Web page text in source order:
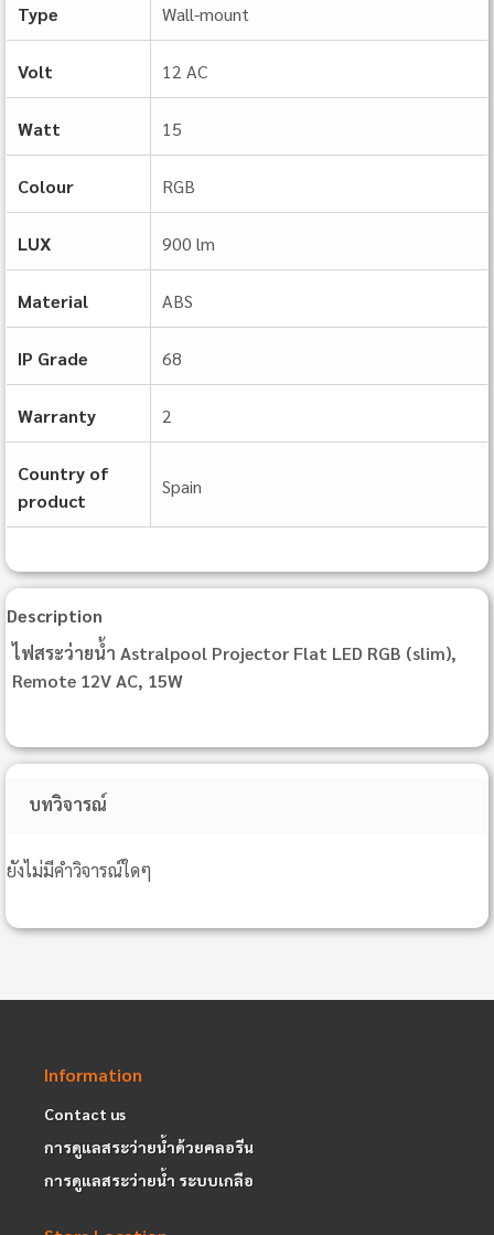
Type Wall-mount
Volt 12 AC
Watt 15
Colour RGB
LUX 900 lm
Material ABS
IP Grade 68
Warranty 2
Country of
product
Spain
Description
ไฟสระว่ายน้ำ Astralpool Projector Flat LED RGB (slim),
Remote 12V AC, 15W
บทวิจารณ์
ยังไม่มีคำวิจารณ์ใดๆ
Information
Contact us
การดูแลสระว่ายน้ำด้วยคลอรีน
การดูแลสระว่ายน้ำ ระบบเกลือ